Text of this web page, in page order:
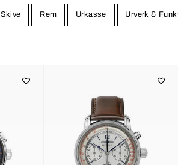
Skive Rem Urkasse Urverk &